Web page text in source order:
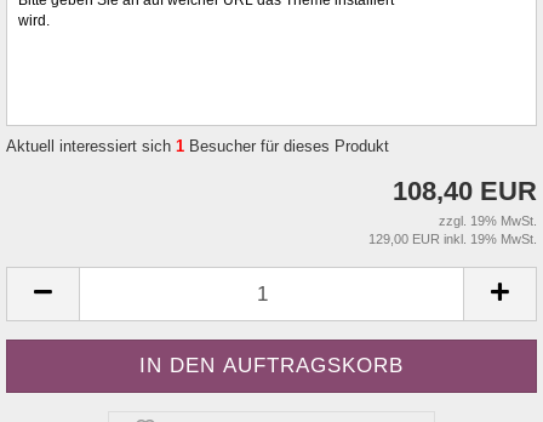
wird.
Aktuell interessiert sich 1 Besucher für dieses Produkt
108,40 EUR
zzgl. 19% MwSt.
129,00 EUR inkl. 19% MwSt.